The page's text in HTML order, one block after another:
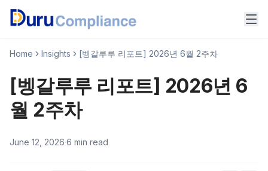
Home Insights [벵갈루루 리포트] 2026년 6월 2주차
[벵갈루루 리포트] 2026년 6
월 2주차
June 12, 2026·6 min read